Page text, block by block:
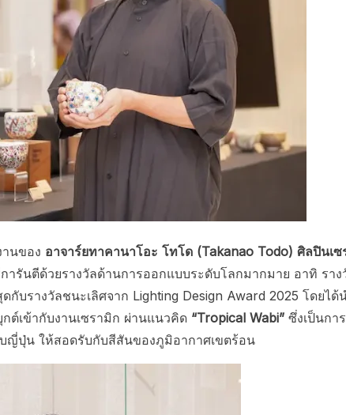
นของ อาจาร์ยทาคานาโอะ โทโด (Takanao Todo) ศิลปินเซ
ารันตีด้วยรางวัลด้านการออกแบบระดับโลกมากมาย อาทิ ราง
บรางวัลชนะเลิศจาก Lighting Design Award 2025 โดยได้
ต์เข้ากับงานเซรามิก ผ่านแนวคิด “Tropical Wabi” ซึ่งเป็นการ
ญี่ปุ่น ให้สอดรับกับสีสันของภูมิอากาศเขตร้อน